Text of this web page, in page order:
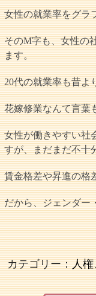
女性の就業率をグラ
そのM字も、女性の
ます。
20代の就業率も昔よ
花嫁修業なんて言葉
女性が働きやすい社
すが、まだまだ不十
賃金格差や昇進の格
だから、ジェンダー
カテゴリー：人権